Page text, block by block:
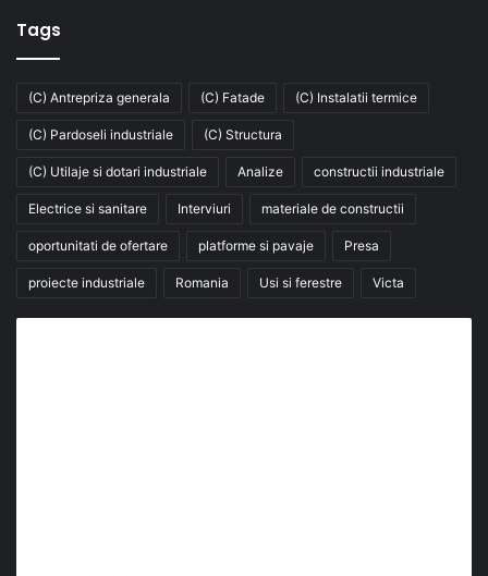
Tags
(C) Antrepriza generala (C) Fatade (C) Instalatii termice
(C) Pardoseli industriale (C) Structura
(C) Utilaje si dotari industriale Analize constructii industriale
Electrice si sanitare Interviuri materiale de constructii
oportunitati de ofertare platforme si pavaje Presa
proiecte industriale Romania Usi si ferestre Victa